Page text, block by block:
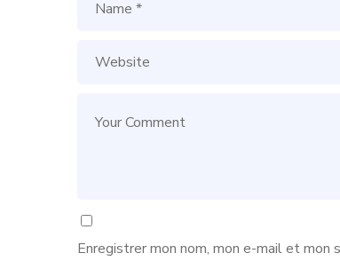
Enregistrer mon nom, mon e-mail et mon